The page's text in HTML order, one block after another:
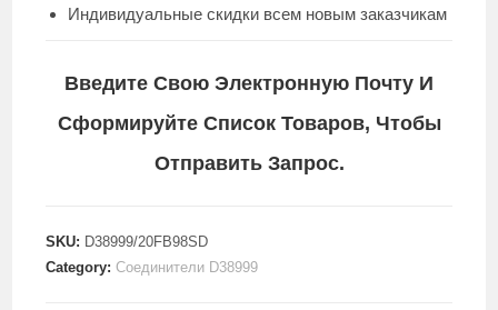
Индивидуальные скидки всем новым заказчикам
Введите Свою Электронную Почту И
Сформируйте Список Товаров, Чтобы
Отправить Запрос.
SKU: D38999/20FB98SD
Category:Соединители D38999